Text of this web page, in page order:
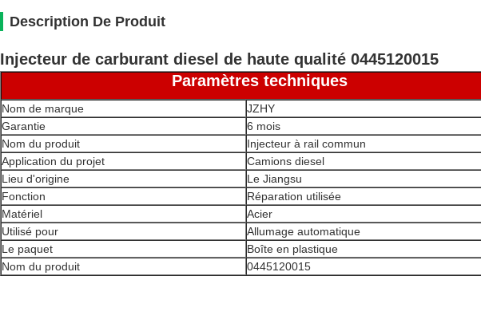
Description De Produit
Injecteur de carburant diesel de haute qualité 0445120015
Paramètres techniques
Nom de marque
JZHY
Garantie
6 mois
Nom du produit
Injecteur à rail commun
Application du projet
Camions diesel
Lieu d'origine
Le Jiangsu
Fonction
Réparation utilisée
Matériel
Acier
Utilisé pour
Allumage automatique
Le paquet
Boîte en plastique
Nom du produit
0445120015